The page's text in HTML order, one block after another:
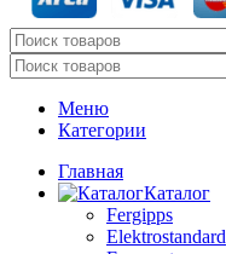
Меню
Категории
Главная
Каталог
Fergipps
Elektrostandard